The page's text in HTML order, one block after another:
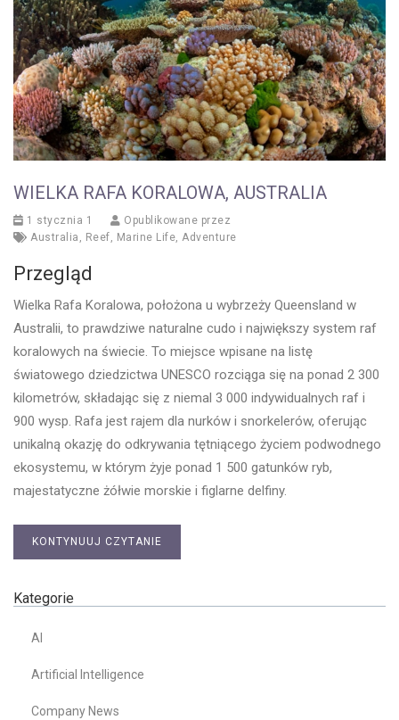
WIELKA RAFA KORALOWA, AUSTRALIA
1 stycznia 1
Opublikowane przez
Australia , Reef, Marine Life, Adventure
Przegląd
Wielka Rafa Koralowa, położona u wybrzeży Queensland w
Australii, to prawdziwe naturalne cudo i największy system raf
koralowych na świecie. To miejsce wpisane na listę
światowego dziedzictwa UNESCO rozciąga się na ponad 2 300
kilometrów, składając się z niemal 3 000 indywidualnych raf i
900 wysp. Rafa jest rajem dla nurków i snorkelerów, oferując
unikalną okazję do odkrywania tętniącego życiem podwodnego
ekosystemu, w którym żyje ponad 1 500 gatunków ryb,
majestatyczne żółwie morskie i figlarne delfiny.
KONTYNUUJ CZYTANIE
Kategorie
AI
Artificial Intelligence
Company News